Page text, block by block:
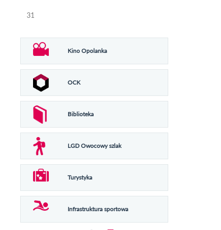
31
Kino Opolanka
OCK
Biblioteka
LGD Owocowy szlak
Turystyka
Infrastruktura sportowa